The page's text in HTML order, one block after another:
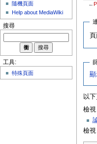
←
頁
以
檢
檢
隨機頁面
Help about MediaWiki
搜尋
工具:
特殊頁面